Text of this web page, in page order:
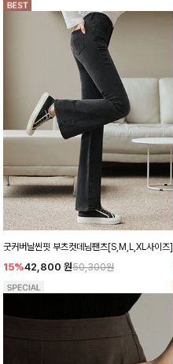
굿커버날씬핏 부츠컷데님팬츠[S,M,L,XL사이즈]
15%42,800 원50,300원